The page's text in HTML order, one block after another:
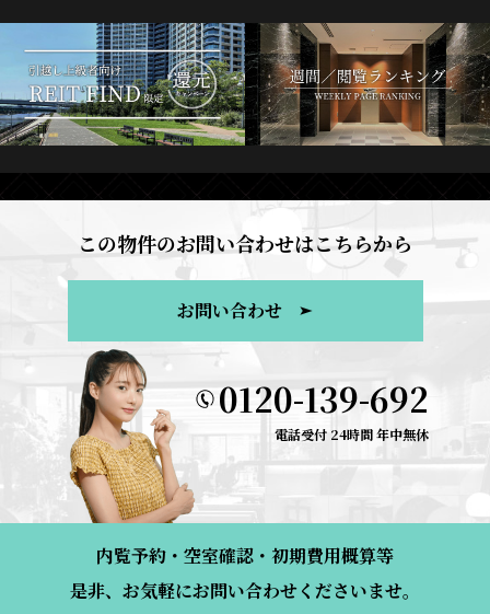
この物件のお問い合わせはこちらから
お問い合わせ
0120-139-692
電話受付 24時間 年中無休
内覧予約・空室確認・初期費用概算等
是非、お気軽にお問い合わせくださいませ。